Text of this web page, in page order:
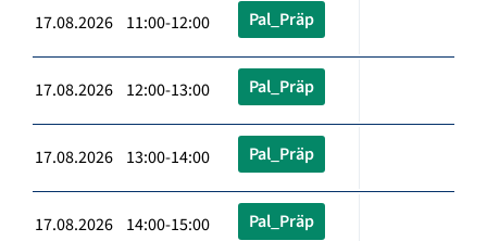
17.08.2026 11:00-12:00 Pal_Präp
17.08.2026 12:00-13:00 Pal_Präp
17.08.2026 13:00-14:00 Pal_Präp
17.08.2026 14:00-15:00 Pal_Präp